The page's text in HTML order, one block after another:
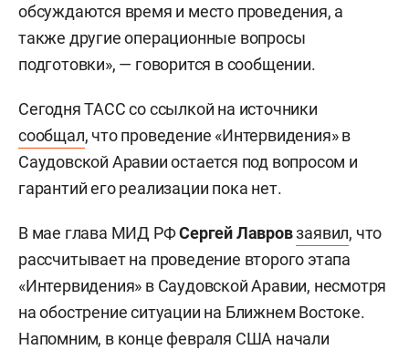
обсуждаются время и место проведения, а
также другие операционные вопросы
подготовки», — говорится в сообщении.
Сегодня ТАСС со ссылкой на источники
сообщал, что проведение «Интервидения» в
Саудовской Аравии остается под вопросом и
гарантий его реализации пока нет.
В мае глава МИД РФСергей Лавровзаявил, что
рассчитывает на проведение второго этапа
«Интервидения» в Саудовской Аравии, несмотря
на обострение ситуации на Ближнем Востоке.
Напомним, в конце февраля США начали